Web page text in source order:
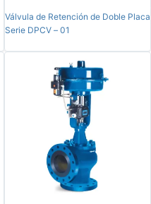
Válvula de Retención de Doble Placa
Serie DPCV – 01